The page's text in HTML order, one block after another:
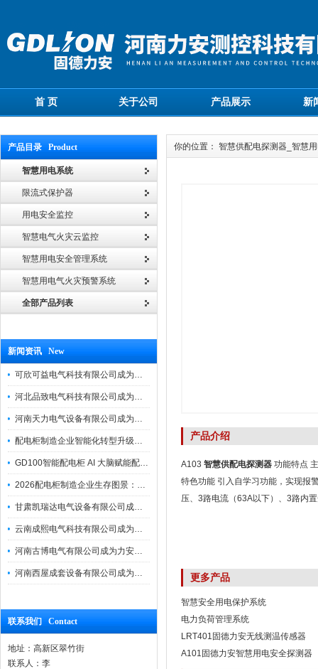
首 页 关于公司 产品展示 新
产品目录 Product
智慧用电系统
限流式保护器
用电安全监控
智慧电气火灾云监控
智慧用电安全管理系统
智慧用电气火灾预警系统
全部产品列表
新闻资讯 New
可欣可益电气科技有限公司成为力安电易云战略合作伙伴，共创智能配电新未来
河北品致电气科技有限公司成为力安电易云战略合作伙伴，共创智能配电新未来
河南天力电气设备有限公司成为力安电易云战略合作伙伴，共创智能配电新未来
配电柜制造企业智能化转型升级研讨会在力安成功举办
GD100智能配电柜 AI 大脑赋能配电柜制造企业高压一键顺控！
2026配电柜制造企业生存图景：市场、政策与智能化转型路径
甘肃凯瑞达电气设备有限公司成为电易云战略合作伙伴，共创智能配电新未来
云南成熙电气科技有限公司成为力安电易云战略合作伙伴，共创智能配电新未来
河南古博电气有限公司成为力安电易云战略合作伙伴，共创智能配电新未来！
河南西屋成套设备有限公司成为力安电易云战略合作伙伴，共创智能配电新未来
联系我们 Contact
地址：高新区翠竹街
联系人：李
你的位置： 智慧供配电探测器_智慧
产品介绍
A103 智慧供配电探测器 功能特点
特色功能 引入自学习功能，实现报
压、3路电流（63A以下）、3路内
更多产品
智慧安全用电保护系统
电力负荷管理系统
LRT401固德力安无线测温传感器
A101固德力安智慧用电安全探测器